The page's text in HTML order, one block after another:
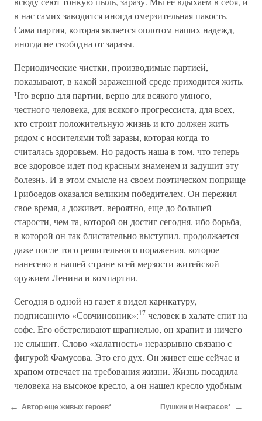
в нас самих заводится иногда омерзительная пакость.
Сама партия, которая является оплотом наших надежд,
иногда не свободна от заразы.
Периодические чистки, производимые партией,
показывают, в какой зараженной среде приходится жить.
Что верно для партии, верно для всякого умного,
честного человека, для всякого прогрессиста, для всех,
кто строит положительную жизнь и кто должен жить
рядом с носителями той заразы, которая когда-то
считалась здоровьем. Но радость наша в том, что теперь
все здоровое идет под красным знаменем и задушит эту
болезнь. И в этом смысле на своем поэтическом поприще
Грибоедов оказался великим победителем. Он пережил
свое время, а доживет, вероятно, еще до большей
старости, чем та, которой он достиг сегодня, ибо борьба,
в которой он так блистательно выступил, продолжается
даже после того решительного поражения, которое
нанесено в нашей стране всей мерзости житейской
оружием Ленина и компартии.
Сегодня в одной из газет я видел карикатуру,
подписанную «Совчиновник»:17 человек в халате спит на
софе. Его обстреливают шрапнелью, он храпит и ничего
не слышит. Слово «халатность» неразрывно связано с
фигурой Фамусова. Это его дух. Он живет еще сейчас и
храпом отвечает на требования жизни. Жизнь посадила
человека на высокое кресло, а он нашел кресло удобным
встречается в разных кабинетах, и подчас в кабинетах, от
← Автор еще живых героев* Пушкин и Некрасов* →